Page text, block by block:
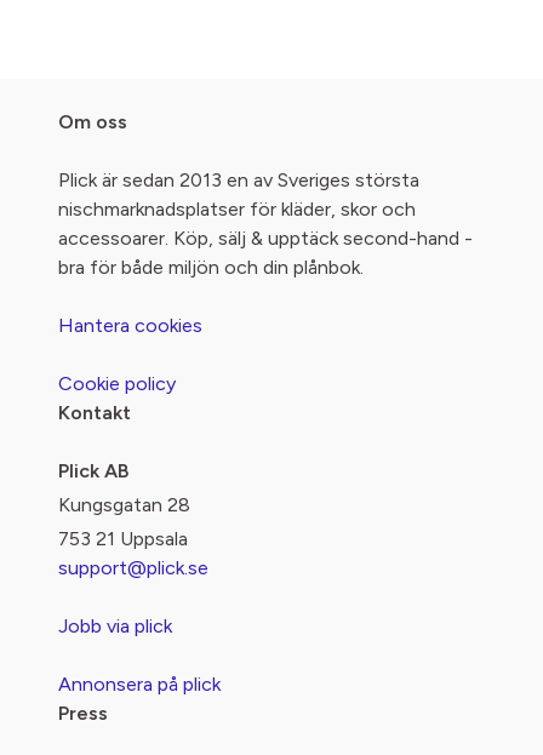
Om oss
Plick är sedan 2013 en av Sveriges största
nischmarknadsplatser för kläder, skor och
accessoarer. Köp, sälj & upptäck second-hand -
bra för både miljön och din plånbok.
Hantera cookies
Cookie policy
Kontakt
Plick AB
Kungsgatan 28
753 21 Uppsala
support@plick.se
Jobb via plick
Annonsera på plick
Press